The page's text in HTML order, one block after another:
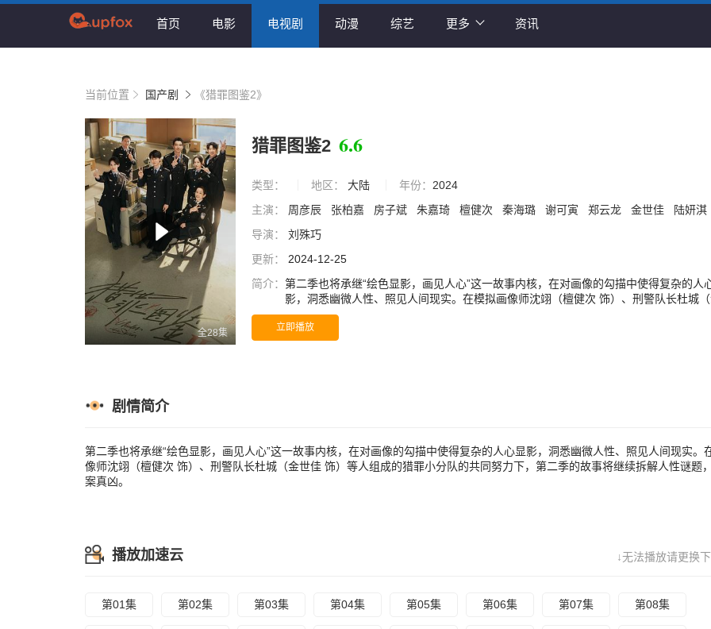
首页 电影 电视剧 动漫 综艺 更多 资讯
当前位置 国产剧 《猎罪图鉴2》
全28集
猎罪图鉴2 6.6
类型： 地区： 大陆 年份： 2024
主演：
周彦辰 张柏嘉 房子斌 朱嘉琦 檀健次 秦海璐 谢可寅 郑云龙 金世佳
陆妍淇
导演：
刘殊巧
更新：
2024-12-25
简介： 第二季也将承继“绘色显影，画见人心”这一故事内核，在对画像的勾描中使得复杂的人
影，洞悉幽微人性、照见人间现实。在模拟画像师沈翊（檀健次 饰）、刑警队长杜城
佳 饰）等人组成的猎罪小分队的共同努力下，第二季的故事将继续拆解人性谜题，围
真凶。
立即播放
剧情简介
第二季也将承继“绘色显影，画见人心”这一故事内核，在对画像的勾描中使得复杂的人心显影，洞悉幽微人性、照见人间现实。
像师沈翊（檀健次 饰）、刑警队长杜城（金世佳 饰）等人组成的猎罪小分队的共同努力下，第二季的故事将继续拆解人性谜题
案真凶。
↓无法播放请更换
播放加速云
第01集 第02集 第03集 第04集 第05集 第06集 第07集 第08集